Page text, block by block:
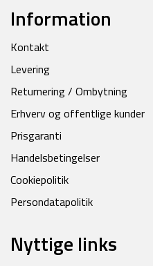
Information
Kontakt
Levering
Returnering / Ombytning
Erhverv og offentlige kunder
Prisgaranti
Handelsbetingelser
Cookiepolitik
Persondatapolitik
Nyttige links